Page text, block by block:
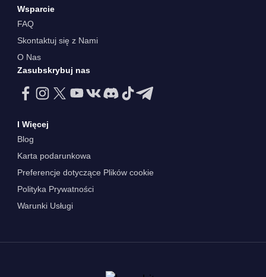
Wsparcie
FAQ
Skontaktuj się z Nami
O Nas
Zasubskrybuj nas
I Więcej
Blog
Karta podarunkowa
Preferencje dotyczące Plików cookie
Polityka Prywatności
Warunki Usługi